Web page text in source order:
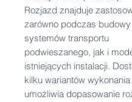
Rozjazd znajduje
zarówno podczas
systemów transportu
podwieszanego, jak i
istniejących instalacji.
kilku wariantów wykonania
umożliwia dopasowanie